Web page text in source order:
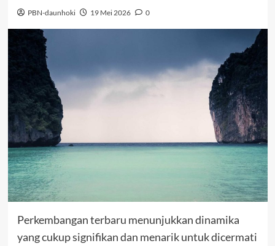
PBN-daunhoki 19 Mei 2026 0
Perkembangan terbaru menunjukkan dinamika
yang cukup signifikan dan menarik untuk dicermati